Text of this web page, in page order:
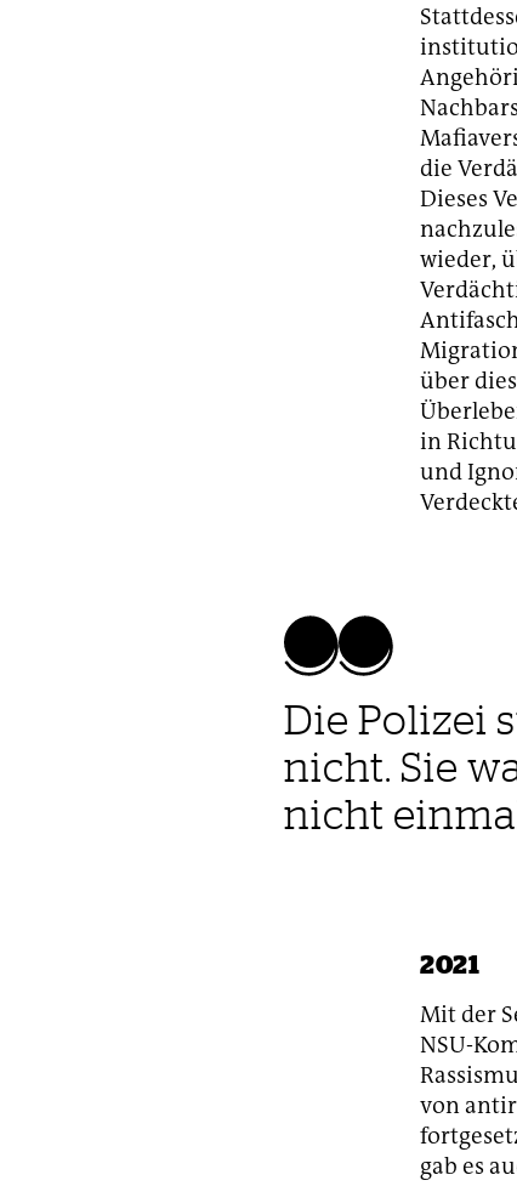
die
Dieses
wieder,
über
in
und
Die Polizei
nicht. Sie
nicht
2021
Mit der
NSU-
von
gab es